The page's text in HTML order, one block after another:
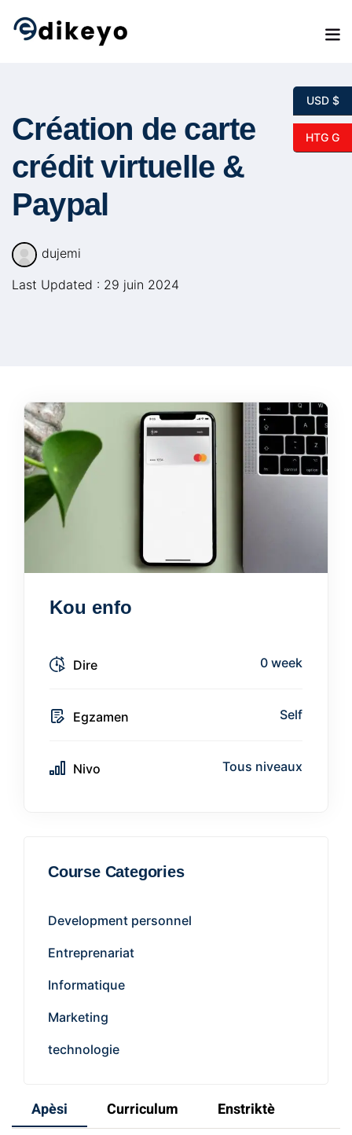
Création de carte
crédit virtuelle &
Paypal
dujemi
Last Updated : 29 juin 2024
Apèsi Curriculum Enstriktè
Kou enfo
Dire 0 week
Egzamen Self
Nivo Tous niveaux
Course Categories
Development personnel
Entreprenariat
Informatique
Marketing
technologie
USD $
HTG G